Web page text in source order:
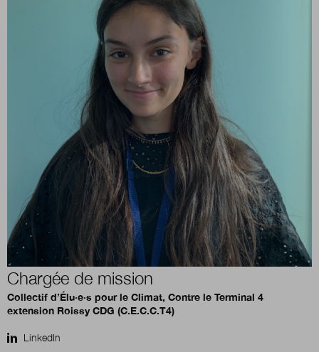
Numéros
Boutique
Qui sommes-nous ?
Nous contacter
Newsletter
de la transformation publique.
Chargée de mission
Collectif d’Élu·e·s pour le Climat, Contre le Terminal 4
extension Roissy CDG (C.E.C.C.T4)
LinkedIn